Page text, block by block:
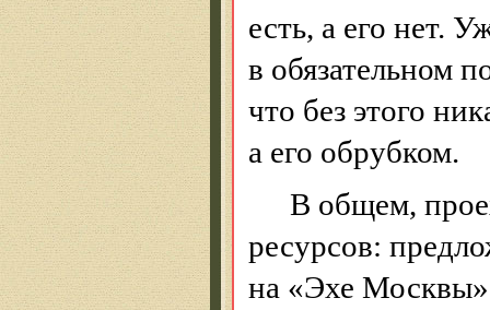
есть, а его нет.
в обязательном
что без этого
а его обрубком.
В общем,
ресурсов:
на «Эхе